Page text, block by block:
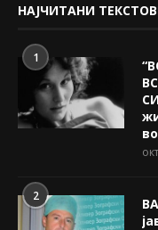
НАЈЧИТАНИ
1
2